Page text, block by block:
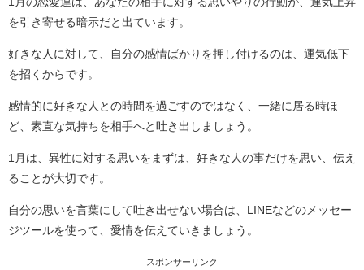
を引き寄せる暗示だと出ています。
好きな人に対して、自分の感情ばかりを押し付けるのは、運気低下
を招くからです。
感情的に好きな人との時間を過ごすのではなく、一緒に居る時ほ
ど、素直な気持ちを相手へと吐き出しましょう。
1月は、異性に対する思いをまずは、好きな人の事だけを思い、伝え
ることが大切です。
自分の思いを言葉にして吐き出せない場合は、LINEなどのメッセー
ジツールを使って、愛情を伝えていきましょう。
スポンサーリンク